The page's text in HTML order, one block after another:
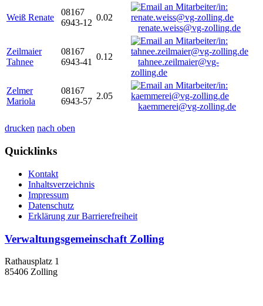
Weiß Renate
08167
6943-12
0.02
renate.weiss@vg-zolling.de
Zeilmaier
Tahnee
08167
6943-41
0.12
tahnee.zeilmaier@vg-
zolling.de
Zelmer
Mariola
08167
6943-57
2.05
kaemmerei@vg-zolling.de
drucken nach oben
Quicklinks
Kontakt
Inhaltsverzeichnis
Impressum
Datenschutz
Erklärung zur Barrierefreiheit
Verwaltungsgemeinschaft Zolling
Rathausplatz 1
85406 Zolling